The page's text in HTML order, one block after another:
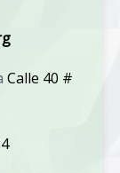
Calle 40 #